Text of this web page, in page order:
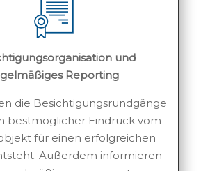
und
Reporting
die Besichtigungsrundgänge
bestmöglicher Eindruck vom
für einen erfolgreichen
Außerdem informieren